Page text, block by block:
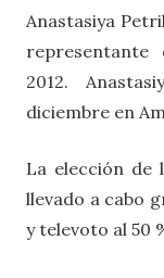
Anastasiya
2012.
diciembre en
La elección de
llevado a cabo
y televoto al 50